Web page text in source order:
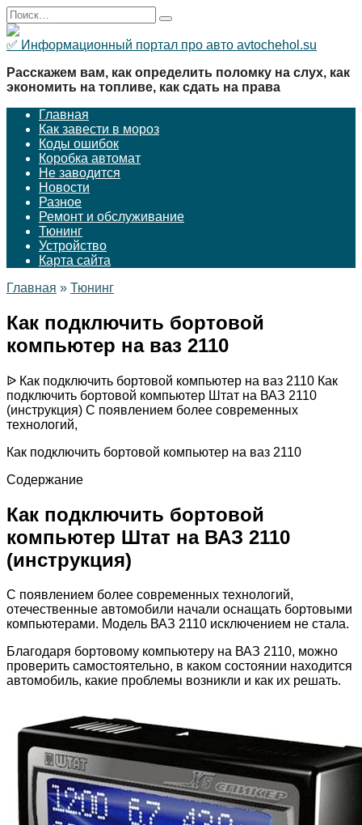
Перейти
к
содержанию
Search
for:
✅ Информационный портал про авто avtochehol.su
Расскажем вам, как определить поломку на слух, как
экономить на топливе, как сдать на права
Главная
Как завести в мороз
Коды ошибок
Коробка автомат
Не заводится
Новости
Разное
Ремонт и обслуживание
Тюнинг
Устройство
Карта сайта
Главная » Тюнинг
Как подключить бортовой
компьютер на ваз 2110
ᐉ Как подключить бортовой компьютер на ваз 2110 Как
подключить бортовой компьютер Штат на ВАЗ 2110
(инструкция) С появлением более современных
технологий,
Как подключить бортовой компьютер на ваз 2110
Содержание
Как подключить бортовой
компьютер Штат на ВАЗ 2110
(инструкция)
С появлением более современных технологий,
отечественные автомобили начали оснащать бортовыми
компьютерами. Модель ВАЗ 2110 исключением не стала.
Благодаря бортовому компьютеру на ВАЗ 2110, можно
проверить самостоятельно, в каком состоянии находится
автомобиль, какие проблемы возникли и как их решать.